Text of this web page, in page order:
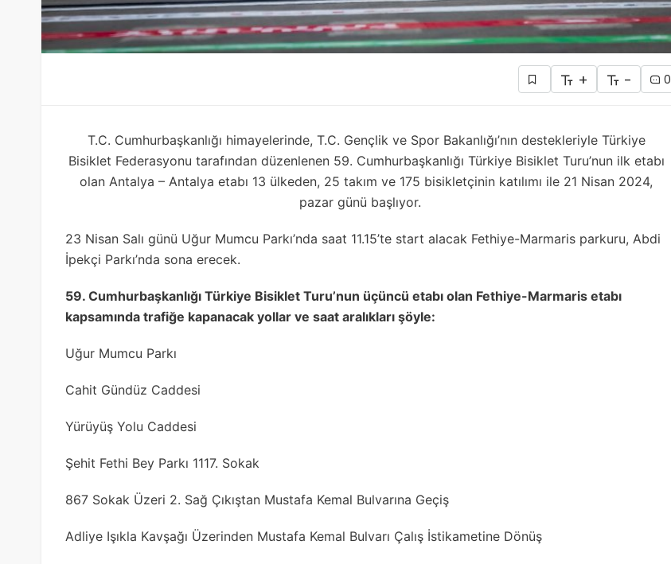
+ - 0
T.C. Cumhurbaşkanlığı himayelerinde, T.C. Gençlik ve Spor Bakanlığı’nın destekleriyle Türkiye
Bisiklet Federasyonu tarafından düzenlenen 59. Cumhurbaşkanlığı Türkiye Bisiklet Turu’nun ilk etabı
olan Antalya – Antalya etabı 13 ülkeden, 25 takım ve 175 bisikletçinin katılımı ile 21 Nisan 2024,
pazar günü başlıyor.
23 Nisan Salı günü Uğur Mumcu Parkı’nda saat 11.15’te start alacak Fethiye-Marmaris parkuru, Abdi
İpekçi Parkı’nda sona erecek.
59. Cumhurbaşkanlığı Türkiye Bisiklet Turu’nun üçüncü etabı olan Fethiye-Marmaris etabı
kapsamında trafiğe kapanacak yollar ve saat aralıkları şöyle:
Uğur Mumcu Parkı
Cahit Gündüz Caddesi
Yürüyüş Yolu Caddesi
Şehit Fethi Bey Parkı 1117. Sokak
867 Sokak Üzeri 2. Sağ Çıkıştan Mustafa Kemal Bulvarına Geçiş
Adliye Işıkla Kavşağı Üzerinden Mustafa Kemal Bulvarı Çalış İstikametine Dönüş